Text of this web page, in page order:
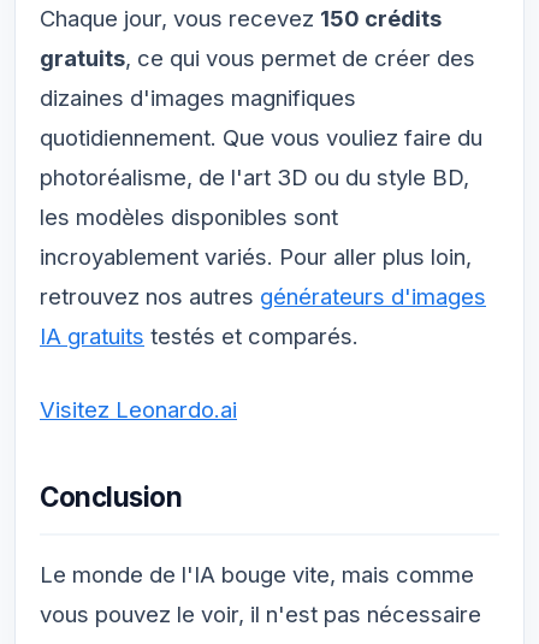
Chaque jour, vous recevez 150 crédits
gratuits, ce qui vous permet de créer des
dizaines d'images magnifiques
quotidiennement. Que vous vouliez faire du
photoréalisme, de l'art 3D ou du style BD,
les modèles disponibles sont
incroyablement variés. Pour aller plus loin,
retrouvez nos autres générateurs d'images
IA gratuits testés et comparés.
Visitez Leonardo.ai
Conclusion
Le monde de l'IA bouge vite, mais comme
vous pouvez le voir, il n'est pas nécessaire